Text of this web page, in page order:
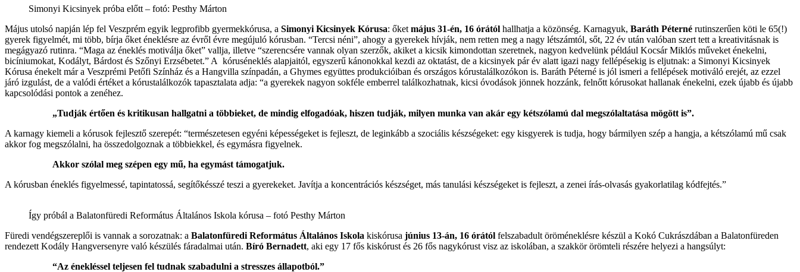
Simonyi Kicsinyek próba előtt – fotó: Pesthy Márton
Május utolsó napján lép fel Veszprém egyik legprofibb gyermekkórusa, a Simonyi Kicsinyek Kórusa: őket május 31-én, 16 órától hallhatja a közönség. Karnagyuk, Baráth Péterné rutinszerűen köti le 65(!)
gyerek figyelmét, mi több, bírja őket éneklésre az évről évre megújuló kórusban. “Tercsi néni”, ahogy a gyerekek hívják, nem retten meg a nagy létszámtól, sőt, 22 év után valóban szert tett a kreativitásnak is
megágyazó rutinra. “Maga az éneklés motiválja őket” vallja, illetve “szerencsére vannak olyan szerzők, akiket a kicsik kimondottan szeretnek, nagyon kedvelünk például Kocsár Miklós műveket énekelni,
bicíniumokat, Kodályt, Bárdost és Szőnyi Erzsébetet.” A kóruséneklés alapjaitól, egyszerű kánonokkal kezdi az oktatást, de a kicsinyek pár év alatt igazi nagy fellépésekig is eljutnak: a Simonyi Kicsinyek
Kórusa énekelt már a Veszprémi Petőfi Színház és a Hangvilla színpadán, a Ghymes együttes produkcióiban és országos kórustalálkozókon is. Baráth Péterné is jól ismeri a fellépések motiváló erejét, az ezzel
járó izgulást, de a valódi értéket a kórustalálkozók tapasztalata adja: “a gyerekek nagyon sokféle emberrel találkozhatnak, kicsi óvodások jönnek hozzánk, felnőtt kórusokat hallanak énekelni, ezek újabb és újabb
kapcsolódási pontok a zenéhez.
„Tudják értően és kritikusan hallgatni a többieket, de mindig elfogadóak, hiszen tudják, milyen munka van akár egy kétszólamú dal megszólaltatása mögött is”.
A karnagy kiemeli a kórusok fejlesztő szerepét: “természetesen egyéni képességeket is fejleszt, de leginkább a szociális készségeket: egy kisgyerek is tudja, hogy bármilyen szép a hangja, a kétszólamú mű csak
akkor fog megszólalni, ha összedolgoznak a többiekkel, és egymásra figyelnek.
Akkor szólal meg szépen egy mű, ha egymást támogatjuk.
A kórusban éneklés figyelmessé, tapintatossá, segítőkésszé teszi a gyerekeket. Javítja a koncentrációs készséget, más tanulási készségeket is fejleszt, a zenei írás-olvasás gyakorlatilag kódfejtés.”
Így próbál a Balatonfüredi Református Általános Iskola kórusa – fotó Pesthy Márton
Füredi vendégszereplői is vannak a sorozatnak: a Balatonfüredi Református Általános Iskola kiskórusa június 13-án, 16 órától felszabadult öröméneklésre készül a Kokó Cukrászdában a Balatonfüreden
rendezett Kodály Hangversenyre való készülés fáradalmai után. Bíró Bernadett, aki egy 17 fős kiskórust és 26 fős nagykórust visz az iskolában, a szakkör örömteli részére helyezi a hangsúlyt:
“Az énekléssel teljesen fel tudnak szabadulni a stresszes állapotból.”